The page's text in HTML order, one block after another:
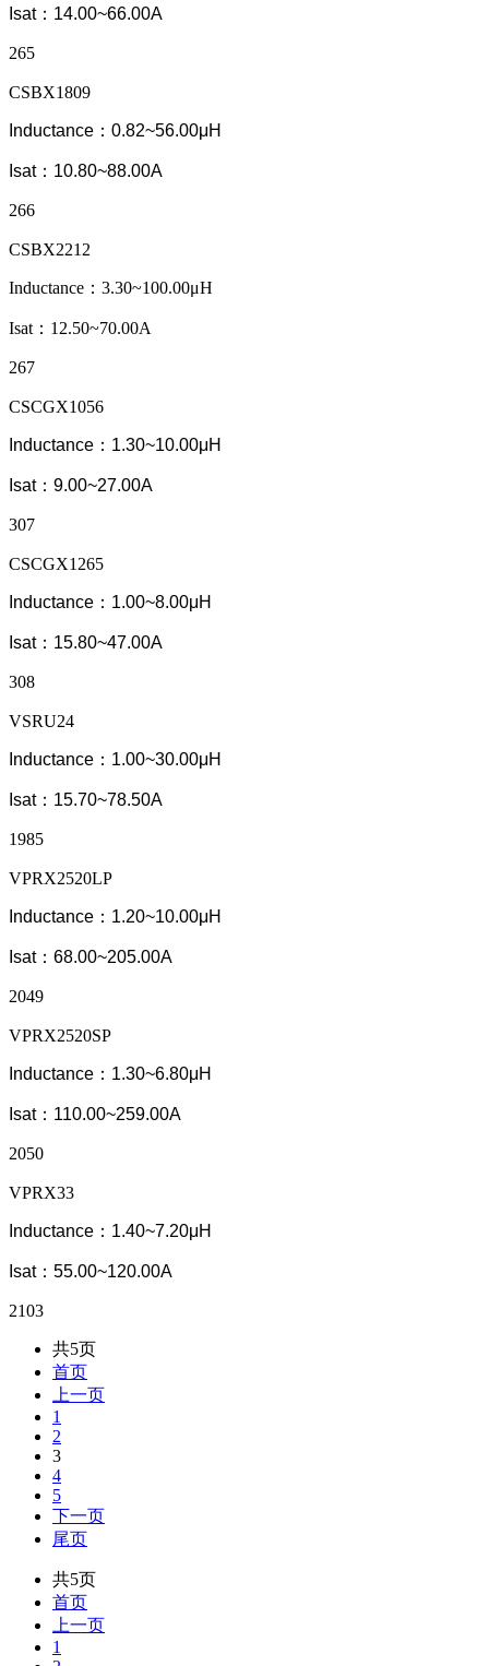
Isat：14.00~66.00A
265
CSBX1809
Inductance：0.82~56.00μH
Isat：10.80~88.00A
266
CSBX2212
Inductance：3.30~100.00μH
Isat：12.50~70.00A
267
CSCGX1056
Inductance：1.30~10.00μH
Isat：9.00~27.00A
307
CSCGX1265
Inductance：1.00~8.00μH
Isat：15.80~47.00A
308
VSRU24
Inductance：1.00~30.00μH
Isat：15.70~78.50A
1985
VPRX2520LP
Inductance：1.20~10.00μH
Isat：68.00~205.00A
2049
VPRX2520SP
Inductance：1.30~6.80μH
Isat：110.00~259.00A
2050
VPRX33
Inductance：1.40~7.20μH
Isat：55.00~120.00A
2103
共5页
首页
上一页
1
2
3
4
5
下一页
尾页
共5页
首页
上一页
1